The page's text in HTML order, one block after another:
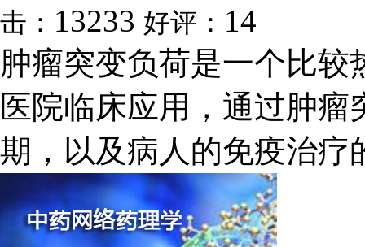
击： 13233 好评： 14
肿瘤突变负荷是一个比
医院临床应用，通过肿
期，以及病人的免疫治疗